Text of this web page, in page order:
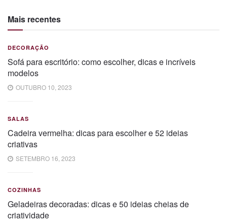
Mais recentes
DECORAÇÃO
Sofá para escritório: como escolher, dicas e incríveis
modelos
OUTUBRO 10, 2023
SALAS
Cadeira vermelha: dicas para escolher e 52 ideias
criativas
SETEMBRO 16, 2023
COZINHAS
Geladeiras decoradas: dicas e 50 ideias cheias de
criatividade